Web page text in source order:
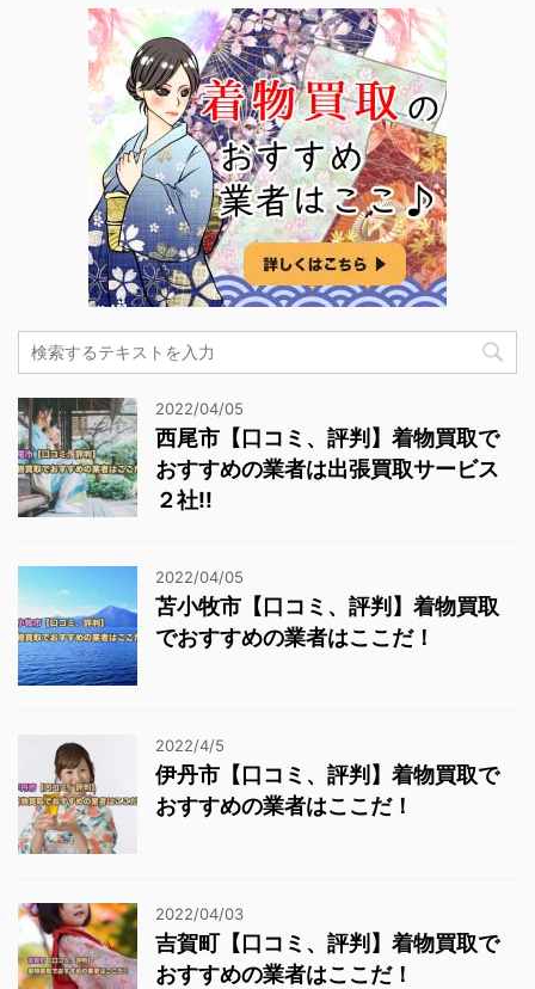
2022/04/05
西尾市【口コミ、評判】着物買取で
おすすめの業者は出張買取サービス
２社!!
2022/04/05
苫小牧市【口コミ、評判】着物買取
でおすすめの業者はここだ！
2022/4/5
伊丹市【口コミ、評判】着物買取で
おすすめの業者はここだ！
2022/04/03
吉賀町【口コミ、評判】着物買取で
おすすめの業者はここだ！